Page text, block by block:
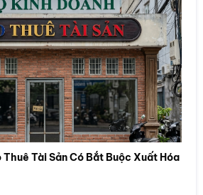
Thuê Tài Sản Có Bắt Buộc Xuất Hóa